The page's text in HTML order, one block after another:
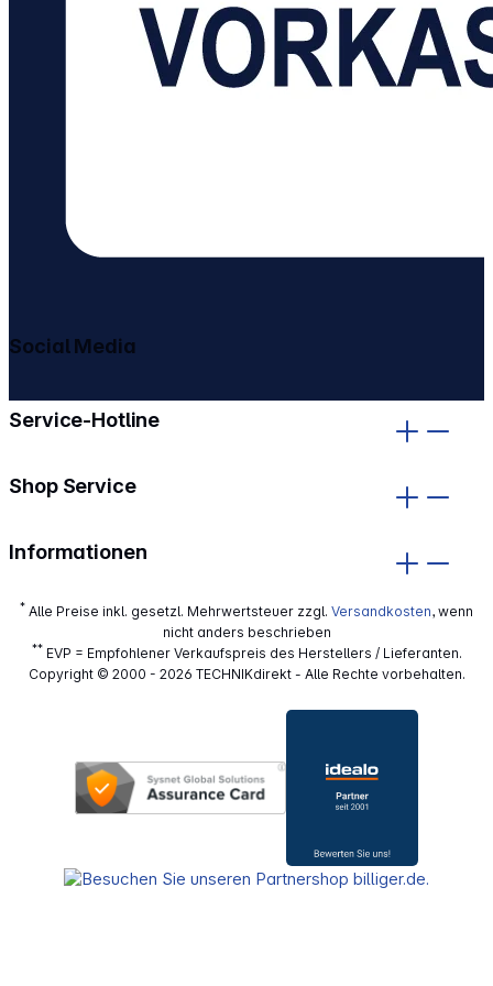
Service-Hotline
Shop Service
Informationen
Social Media
* Alle Preise inkl. gesetzl. Mehrwertsteuer zzgl. Versandkosten, wenn
nicht anders beschrieben
**EVP = Empfohlener Verkaufspreis des Herstellers / Lieferanten.
Copyright © 2000 - 2026 TECHNIKdirekt - Alle Rechte vorbehalten.